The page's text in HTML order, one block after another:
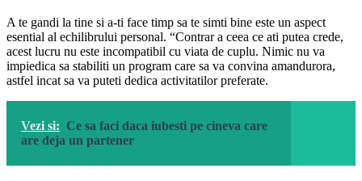
A te gandi la tine si a-ti face timp sa te simti bine este un aspect
esential al echilibrului personal. “Contrar a ceea ce ati putea crede,
acest lucru nu este incompatibil cu viata de cuplu. Nimic nu va
impiedica sa stabiliti un program care sa va convina amandurora,
astfel incat sa va puteti dedica activitatilor preferate.
Vezi si: Ce sa faci daca iubesti pe cineva care
are deja un partener